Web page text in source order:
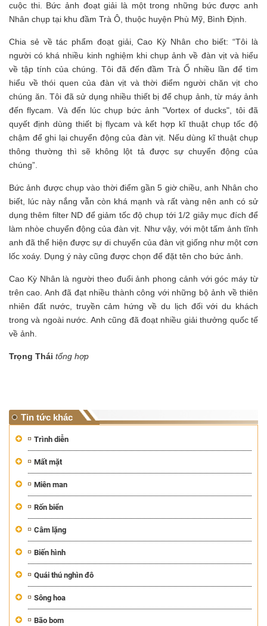
cuộc thi. Bức ảnh đoạt giải là một trong những bức được anh
Nhân chụp tại khu đầm Trà Ô, thuộc huyện Phù Mỹ, Bình Định.
Chia sẻ về tác phẩm đoạt giải, Cao Kỳ Nhân cho biết: “Tôi là
người có khá nhiều kinh nghiệm khi chụp ảnh về đàn vịt và hiểu
về tập tính của chúng. Tôi đã đến đầm Trà Ổ nhiều lần để tìm
hiểu về thói quen của đàn vịt và thời điểm người chăn vịt cho
chúng ăn. Tôi đã sử dụng nhiều thiết bị để chụp ảnh, từ máy ảnh
đến flycam. Và đến lúc chụp bức ảnh "Vortex of ducks", tôi đã
quyết định dùng thiết bị flycam và kết hợp kĩ thuật chụp tốc độ
chậm để ghi lại chuyển động của đàn vịt. Nếu dùng kĩ thuật chụp
thông thường thì sẽ không lột tả được sự chuyển động của
chúng”.
Bức ảnh được chụp vào thời điểm gần 5 giờ chiều, anh Nhân cho
biết, lúc này nắng vẫn còn khá mạnh và rất vàng nên anh có sử
dụng thêm filter ND để giảm tốc độ chụp tới 1/2 giây mục đích để
làm nhòe chuyển động của đàn vịt. Như vậy, với một tấm ảnh tĩnh
anh đã thể hiện được sự di chuyển của đàn vịt giống như một cơn
lốc xoáy. Dụng ý này cũng được chọn để đặt tên cho bức ảnh.
Cao Kỳ Nhân là người theo đuổi ảnh phong cảnh với góc máy từ
trên cao. Anh đã đạt nhiều thành công với những bộ ảnh về thiên
nhiên đất nước, truyền cảm hứng về du lịch đối với du khách
trong và ngoài nước. Anh cũng đã đoạt nhiều giải thưởng quốc tế
về ảnh.
Trọng Thái tổng hợp
Tin tức khác
Trình diễn
Mất mặt
Miên man
Rốn biển
Câm lặng
Biến hình
Quái thú nghìn đô
Sông hoa
Bão bom